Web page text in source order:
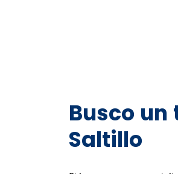
Busco un
Saltillo